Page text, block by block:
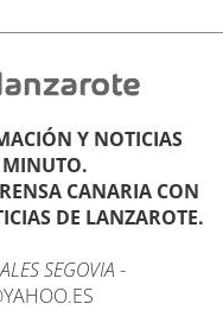
Y NOTICIAS
MINUTO.
CANARIA CON
DE LANZAROTE.
SEGOVIA -